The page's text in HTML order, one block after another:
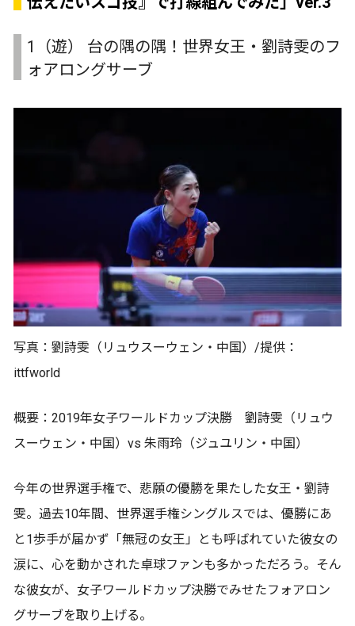
1（遊） 台の隅の隅！世界女王・劉詩雯のフ
ォアロングサーブ
写真：劉詩雯（リュウスーウェン・中国）/提供：
ittfworld
概要：2019年女子ワールドカップ決勝 劉詩雯（リュウ
スーウェン・中国）vs 朱雨玲（ジュユリン・中国）
今年の世界選手権で、悲願の優勝を果たした女王・劉詩
雯。過去10年間、世界選手権シングルスでは、優勝にあ
と1歩手が届かず「無冠の女王」とも呼ばれていた彼女の
涙に、心を動かされた卓球ファンも多かっただろう。そん
な彼女が、女子ワールドカップ決勝でみせたフォアロン
グサーブを取り上げる。